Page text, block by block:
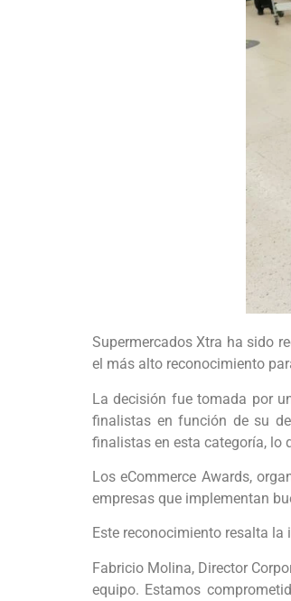
Supermercados Xtra ha sido
el más alto reconocimiento
La decisión fue tomada por
finalistas en función de su
finalistas en esta categoría, lo
Los eCommerce Awards,
empresas que implementan
Este reconocimiento resalta
Fabricio Molina, Director
equipo. Estamos